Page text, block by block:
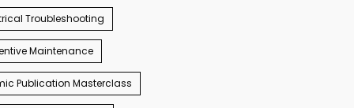
Troubleshooting
Maintenance
Publication Masterclass